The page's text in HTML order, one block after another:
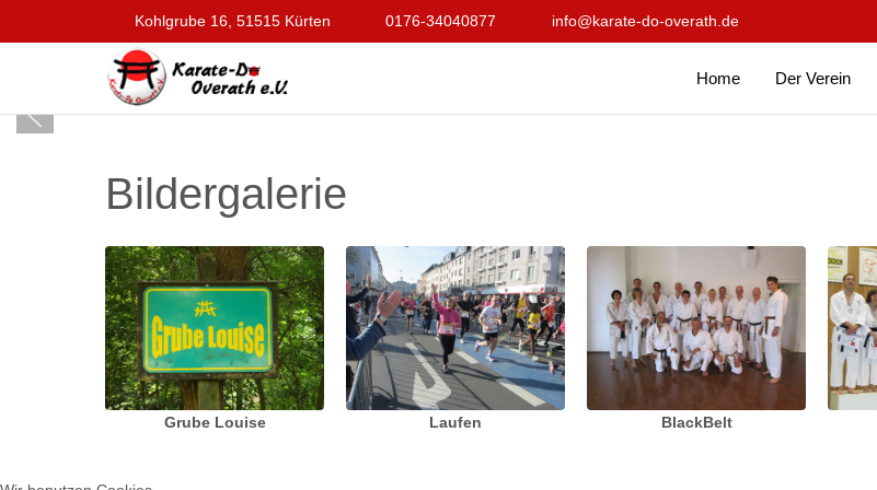
Kohlgrube 16, 51515 Kürten 0176-34040877 info@karate-do-overath.de
Home Der Verein
Bildergalerie
Grube Louise Laufen BlackBelt